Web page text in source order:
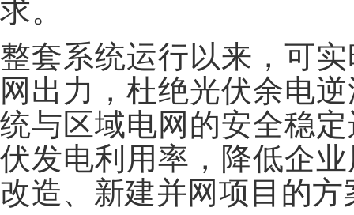
求。
整套系统运行以来，可
网出力，杜绝光伏余电
统与区域电网的安全稳
伏发电利用率，降低企
改造、新建并网项目的